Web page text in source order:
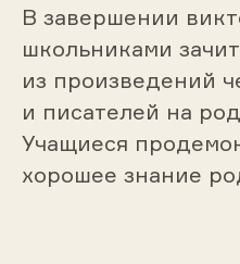
В завершении
школьниками
из произведений
и писателей на
Учащиеся
хорошее знание